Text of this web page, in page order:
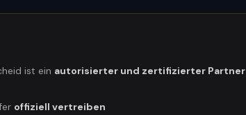
ist ein autorisierter und zertifizierter Partner
offiziell vertreiben